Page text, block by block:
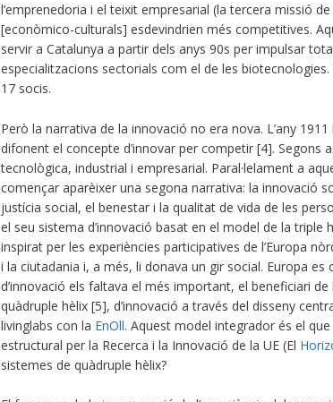
l’emprenedoria i el teixit empresarial (la tercera missió
[econòmico-culturals] esdevindrien més competitives.
servir a Catalunya a partir dels anys 90s per impulsar
especialitzacions sectorials com el de les biotecnologies.
17 socis.
Però la narrativa de la innovació no era nova. L’any 1911
difonent el concepte d’innovar per competir [4]. Segons
tecnològica, industrial i empresarial. Paral·lelament a
començar aparèixer una segona narrativa: la innovació
justícia social, el benestar i la qualitat de vida de les
el seu sistema d’innovació basat en el model de la triple
inspirat per les experiències participatives de l’Europa
i la ciutadania i, a més, li donava un gir social. Europa
d’innovació els faltava el més important, el beneficiari
quàdruple hèlix [5], d’innovació a través del disseny
livinglabs con la EnOll. Aquest model integrador és el
estructural per la Recerca i la Innovació de la UE (El
sistemes de quàdruple hèlix?